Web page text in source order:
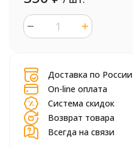
Доставка по России
On-line оплата
Система скидок
Возврат товара
Всегда на связи